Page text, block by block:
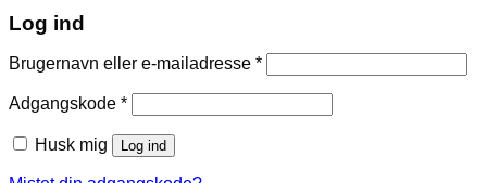
Log ind
Brugernavn eller e-mailadresse *
Adgangskode *
Husk mig Log ind